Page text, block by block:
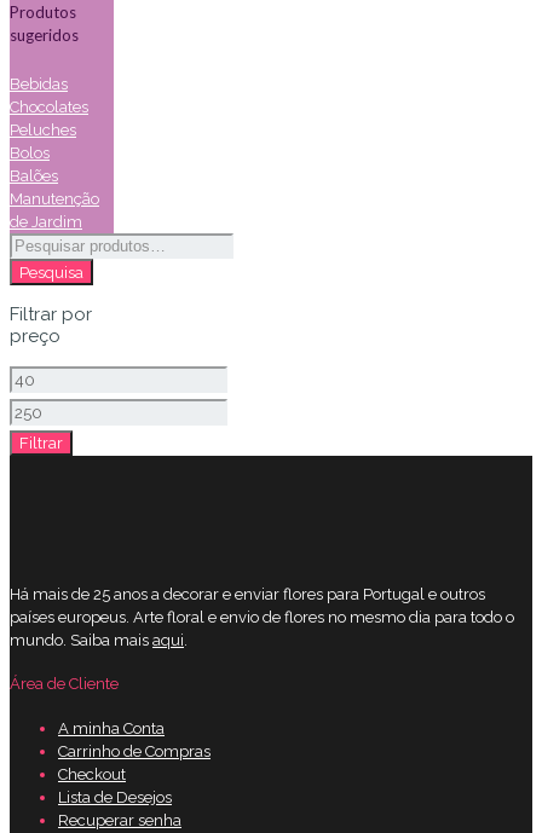
Produtos
sugeridos
Bebidas
Chocolates
Peluches
Bolos
Balões
Manutenção
de Jardim
Pesquisar
por:
Pesquisa
Filtrar por
preço
Preço
mínimo
Preço
máximo
Filtrar
Há mais de 25 anos a decorar e enviar flores para Portugal e outros
países europeus. Arte floral e envio de flores no mesmo dia para todo o
mundo. Saiba mais aqui.
Área de Cliente
A minha Conta
Carrinho de Compras
Checkout
Lista de Desejos
Recuperar senha